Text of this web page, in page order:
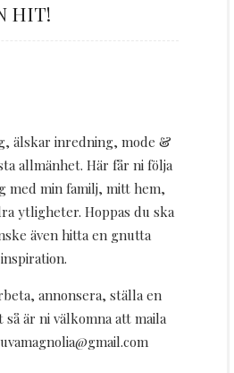
HIT!
älskar inredning, mode &
allmänhet. Här får ni följa
med min familj, mitt hem,
ytligheter. Hoppas du ska
även hitta en gnutta
inspiration.
annonsera, ställa en
är ni välkomna att maila